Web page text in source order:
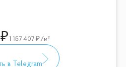
1 157 407 /м²